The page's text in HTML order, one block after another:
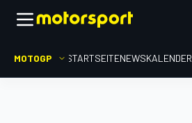
MOTOGP STARTSEITENEWSKALENDER